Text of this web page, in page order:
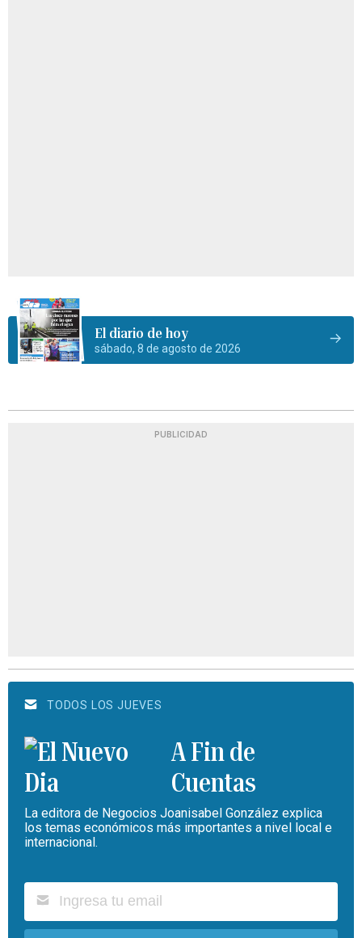
El diario de hoy
sábado, 8 de agosto de 2026
PUBLICIDAD
TODOS LOS JUEVES
A Fin de
Cuentas
La editora de Negocios Joanisabel González explica
los temas económicos más importantes a nivel local e
internacional.